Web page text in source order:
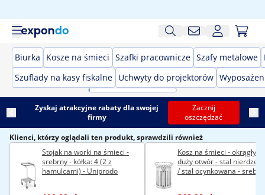
Biurka Kosze na śmieci Szafki pracownicze Szafy metalowe
Szuflady na kasy fiskalne Uchwyty do projektorów
Zyskaj atrakcyjne rabaty dla swojej
firmy
Zacznij
oszczędzać
Klienci, którzy oglądali ten produkt, sprawdzili również
Stojak na worki na śmieci -
srebrny - kółka: 4 (2 z
hamulcami) - Uniprodo
Kosz na śmieci - okrągły -
duży otwór - stal
/ stal ocynkowana -